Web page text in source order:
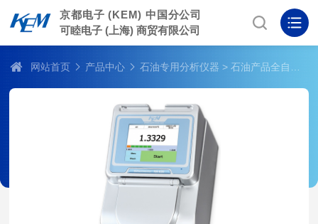
京都电子 (KEM) 中国分公司
可睦电子 (上海) 商贸有限公司
网站首页 产品中心 石油专用分析仪器 > 石油产品全自动折光率测定仪